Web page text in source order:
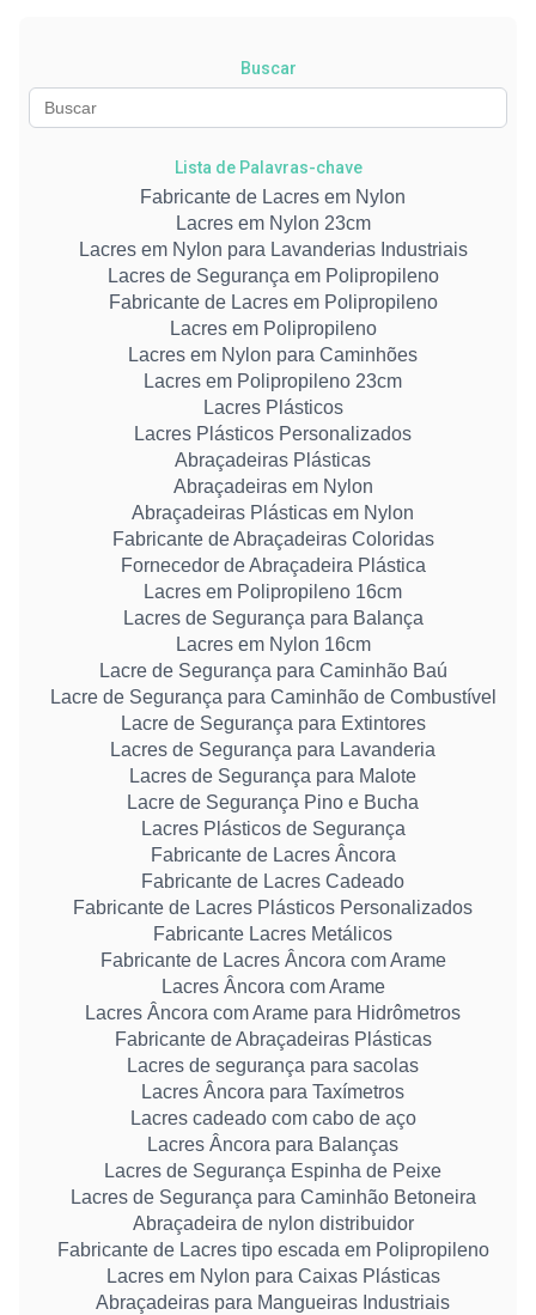
Buscar
Lista de Palavras-chave
Fabricante de Lacres em Nylon
Lacres em Nylon 23cm
Lacres em Nylon para Lavanderias Industriais
Lacres de Segurança em Polipropileno
Fabricante de Lacres em Polipropileno
Lacres em Polipropileno
Lacres em Nylon para Caminhões
Lacres em Polipropileno 23cm
Lacres Plásticos
Lacres Plásticos Personalizados
Abraçadeiras Plásticas
Abraçadeiras em Nylon
Abraçadeiras Plásticas em Nylon
Fabricante de Abraçadeiras Coloridas
Fornecedor de Abraçadeira Plástica
Lacres em Polipropileno 16cm
Lacres de Segurança para Balança
Lacres em Nylon 16cm
Lacre de Segurança para Caminhão Baú
Lacre de Segurança para Caminhão de Combustível
Lacre de Segurança para Extintores
Lacres de Segurança para Lavanderia
Lacres de Segurança para Malote
Lacre de Segurança Pino e Bucha
Lacres Plásticos de Segurança
Fabricante de Lacres Âncora
Fabricante de Lacres Cadeado
Fabricante de Lacres Plásticos Personalizados
Fabricante Lacres Metálicos
Fabricante de Lacres Âncora com Arame
Lacres Âncora com Arame
Lacres Âncora com Arame para Hidrômetros
Fabricante de Abraçadeiras Plásticas
Lacres de segurança para sacolas
Lacres Âncora para Taxímetros
Lacres cadeado com cabo de aço
Lacres Âncora para Balanças
Lacres de Segurança Espinha de Peixe
Lacres de Segurança para Caminhão Betoneira
Abraçadeira de nylon distribuidor
Fabricante de Lacres tipo escada em Polipropileno
Lacres em Nylon para Caixas Plásticas
Abraçadeiras para Mangueiras Industriais